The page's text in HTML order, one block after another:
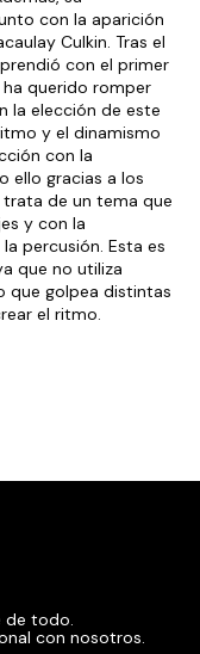
con la aparición
Culkin. Tras el
con el primer
ha querido romper
la elección de este
y el dinamismo
con la
ello gracias a los
trata de un tema que
y con la
percusión. Esta es
que no utiliza
que golpea distintas
el ritmo.
de todo.
con nosotros.